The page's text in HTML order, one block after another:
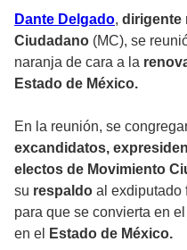
Dante Delgado, dirigente
Ciudadano (MC), se
naranja de cara a la
Estado de México.
En la reunión, se
excandidatos,
electos de Movimiento
su respaldo al exdiputado
para que se convierta en el
en el
Estado de México.